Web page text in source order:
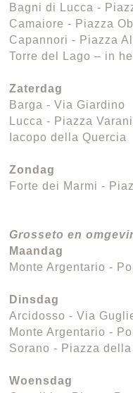
Bagni di Lucca -
Camaiore - Piazza
Capannori - Piazza
Torre del Lago – in
Zaterdag
Barga - Via Giardino
Lucca - Piazza
Iacopo della Quercia
Zondag
Forte dei Marmi -
Grosseto en
Maandag
Monte Argentario -
Dinsdag
Arcidosso - Via
Monte Argentario -
Sorano - Piazza
Woensdag